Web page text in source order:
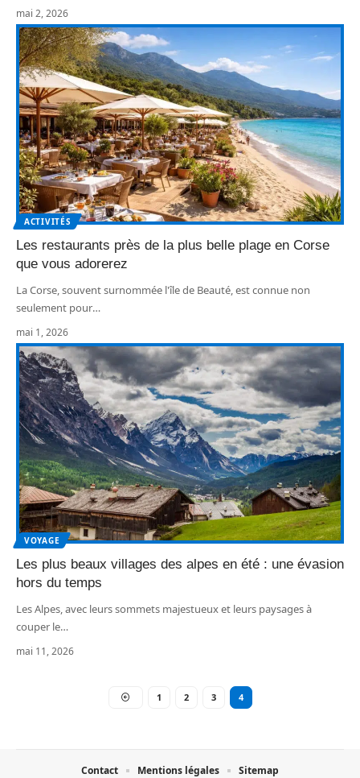
mai 2, 2026
ACTIVITÉS
Les restaurants près de la plus belle plage en Corse
que vous adorerez
La Corse, souvent surnommée l'île de Beauté, est connue non
seulement pour…
mai 1, 2026
VOYAGE
Les plus beaux villages des alpes en été : une évasion
hors du temps
Les Alpes, avec leurs sommets majestueux et leurs paysages à
couper le…
mai 11, 2026
1 2 3 4
Contact Mentions légales Sitemap